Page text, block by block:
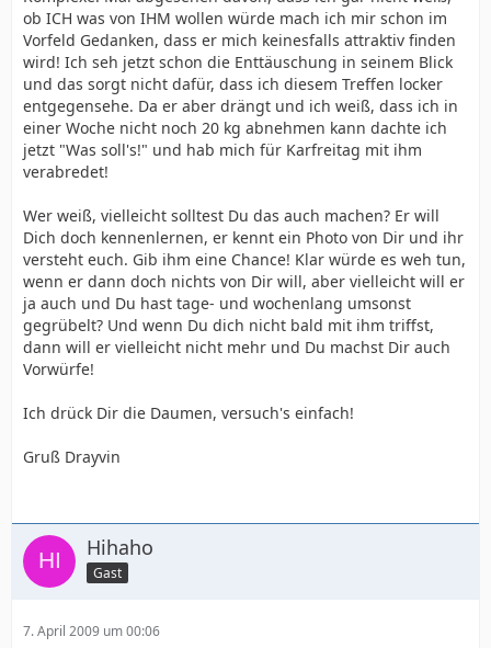
ob ICH was von IHM wollen würde mach ich mir schon im
Vorfeld Gedanken, dass er mich keinesfalls attraktiv finden
wird! Ich seh jetzt schon die Enttäuschung in seinem Blick
und das sorgt nicht dafür, dass ich diesem Treffen locker
entgegensehe. Da er aber drängt und ich weiß, dass ich in
einer Woche nicht noch 20 kg abnehmen kann dachte ich
jetzt "Was soll's!" und hab mich für Karfreitag mit ihm
verabredet!
Wer weiß, vielleicht solltest Du das auch machen? Er will
Dich doch kennenlernen, er kennt ein Photo von Dir und ihr
versteht euch. Gib ihm eine Chance! Klar würde es weh tun,
wenn er dann doch nichts von Dir will, aber vielleicht will er
ja auch und Du hast tage- und wochenlang umsonst
gegrübelt? Und wenn Du dich nicht bald mit ihm triffst,
dann will er vielleicht nicht mehr und Du machst Dir auch
Vorwürfe!
Ich drück Dir die Daumen, versuch's einfach!
Gruß Drayvin
Hihaho
Gast
7. April 2009 um 00:06